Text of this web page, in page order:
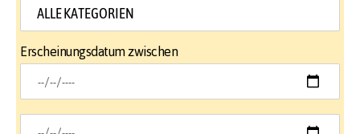
Erscheinungsdatum zwischen